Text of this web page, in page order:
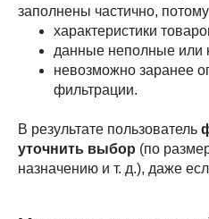
заполнены частично, потому
характеристики
данные неполные или
невозможно заранее
фильтрации.
В результате пользователь
уточнить выбор (по
назначению и т. д.), даже